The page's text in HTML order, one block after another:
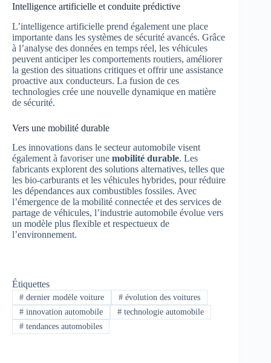
Intelligence artificielle et conduite prédictive
L’intelligence artificielle prend également une place
importante dans les systèmes de sécurité avancés. Grâce
à l’analyse des données en temps réel, les véhicules
peuvent anticiper les comportements routiers, améliorer
la gestion des situations critiques et offrir une assistance
proactive aux conducteurs. La fusion de ces
technologies crée une nouvelle dynamique en matière
de sécurité.
Vers une mobilité durable
Les innovations dans le secteur automobile visent
également à favoriser une mobilité durable. Les
fabricants explorent des solutions alternatives, telles que
les bio-carburants et les véhicules hybrides, pour réduire
les dépendances aux combustibles fossiles. Avec
l’émergence de la mobilité connectée et des services de
partage de véhicules, l’industrie automobile évolue vers
un modèle plus flexible et respectueux de
l’environnement.
Étiquettes
#dernier modèle voiture #évolution des voitures
#innovation automobile #technologie automobile
#tendances automobiles